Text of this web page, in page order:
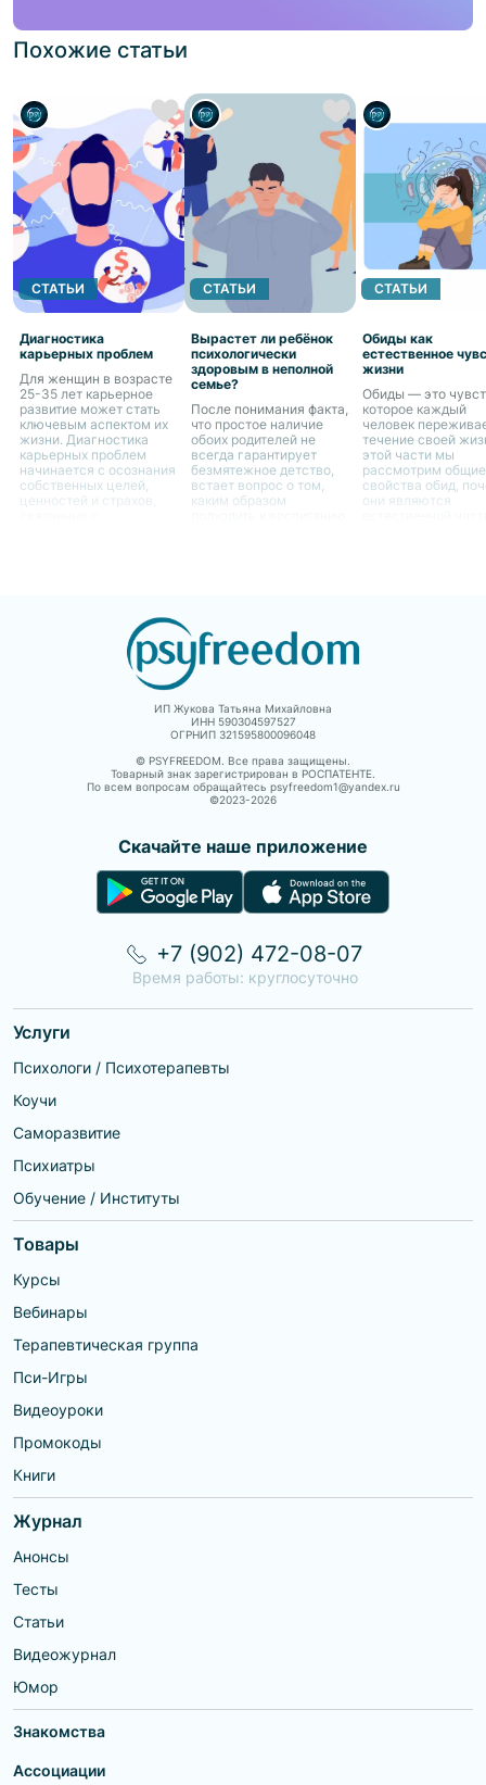
Похожие статьи
СТАТЬИ
Диагностика
карьерных проблем
Для женщин в возрасте
25-35 лет карьерное
развитие может стать
ключевым аспектом их
жизни. Диагностика
карьерных проблем
начинается с осознания
собственных целей,
ценностей и страхов,
СТАТЬИ
Вырастет ли ребёнок
психологически
здоровым в неполной
семье?
После понимания факта,
что простое наличие
обоих родителей не
всегда гарантирует
безмятежное детство,
встает вопрос о том,
каким образом
СТАТЬИ
Обиды как
естественное
жизни
Обиды — это
которое каждый
человек
течение своей
этой части мы
рассмотрим общие
свойства обид,
они являются
ИП Жукова Татьяна Михайловна
ИНН 590304597527
ОГРНИП 321595800096048
© PSYFREEDOM. Все права защищены.
Товарный знак зарегистрирован в РОСПАТЕНТЕ.
По всем вопросам обращайтесь psyfreedom1@yandex.ru
©2023-2026
Скачайте наше приложение
Услуги
Психологи / Психотерапевты
Коучи
Саморазвитие
Психиатры
Обучение / Институты
Товары
Курсы
Вебинары
Терапевтическая группа
Пси-Игры
Видеоуроки
Промокоды
Книги
Журнал
Анонсы
Тесты
Статьи
Видеожурнал
Юмор
Знакомства
Ассоциации
+7 (902) 472-08-07
Время работы: круглосуточно